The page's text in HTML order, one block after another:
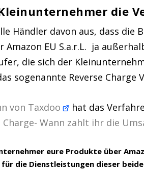
die
Händler davon aus, dass
EU S.a.r.L. ja
die sich der
sogenannte Reverse Charge
von Taxdoo hat das
Charge- Wann zahlt ihr die
eure Produkte über
die Dienstleistungen dieser